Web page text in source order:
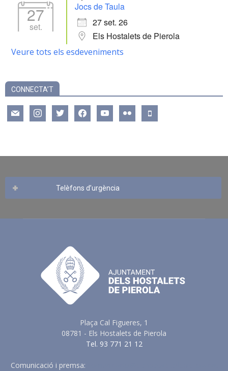
27
set.
Jocs de Taula
27 set. 26
Els Hostalets de Pierola
Veure tots els esdeveniments
CONNECTA’T
mail instagramtwitter facebookyoutube flickr mobile
Telèfons d’urgència
Plaça Cal Figueres, 1
08781 - Els Hostalets de Pierola
Tel. 93 771 21 12
Comunicació i premsa: